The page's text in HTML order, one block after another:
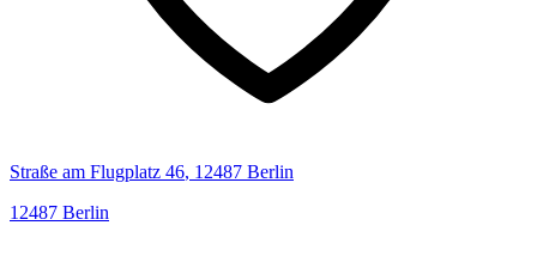
Straße am Flugplatz 46, 12487 Berlin
12487 Berlin